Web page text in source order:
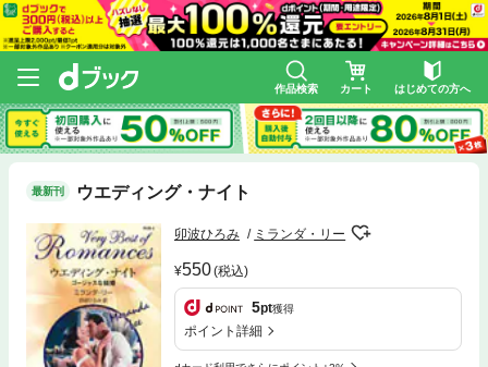
作品検索 カート はじめての方へ
最新刊 ウエディング・ナイト
卯波ひろみ ミランダ・リー
550(税込)
5pt獲得
ポイント詳細